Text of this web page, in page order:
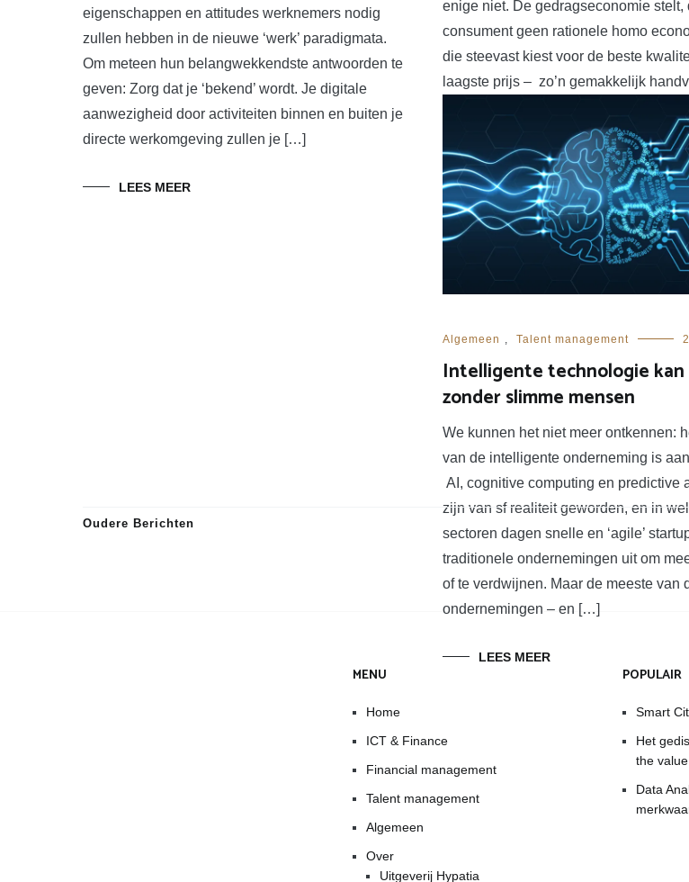
eigenschappen en attitudes werknemers nodig
zullen hebben in de nieuwe ‘werk’ paradigmata.
Om meteen hun belangwekkendste antwoorden te
geven: Zorg dat je ‘bekend’ wordt. Je digitale
aanwezigheid door activiteiten binnen en buiten je
directe werkomgeving zullen je […]
LEES MEER
enige niet. De gedragseconomie stelt,
consument geen rationele homo
die steevast kiest voor de beste
laagste prijs – zo’n gemakkelijk
LEES MEER
Algemeen Talent management
Intelligente technologie
zonder slimme mensen
We kunnen het niet meer ontkennen:
van de intelligente onderneming is
AI, cognitive computing en predictive
zijn van sf realiteit geworden, en in
sectoren dagen snelle en ‘agile’
traditionele ondernemingen uit om
of te verdwijnen. Maar de meeste van
ondernemingen – en […]
LEES MEER
Oudere Berichten
MENU
Home
ICT & Finance
Financial management
Talent management
Algemeen
Over
Uitgeverij Hypatia
POPULAIR
Smart
Het
the
Data